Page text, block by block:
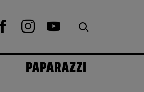
PAPARAZZI